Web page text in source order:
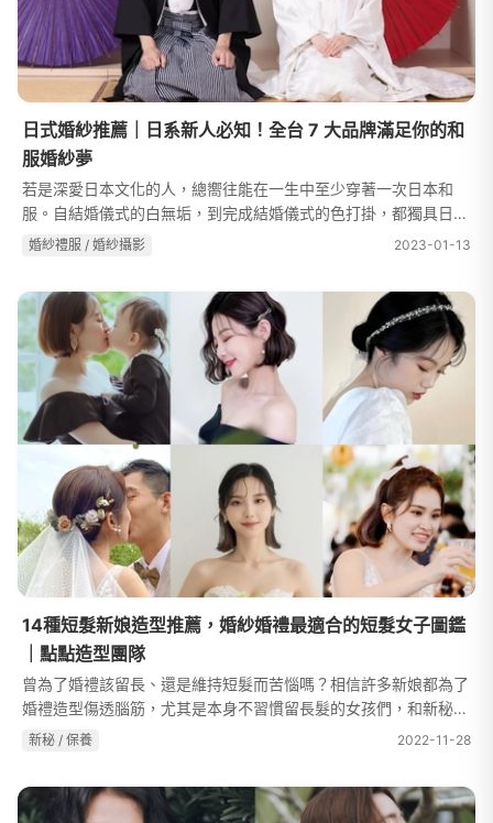
日式婚紗推薦｜日系新人必知！全台 7 大品牌滿足你的和
服婚紗夢
若是深愛日本文化的人，總嚮往能在一生中至少穿著一次日本和
服。自結婚儀式的白無垢，到完成結婚儀式的色打掛，都獨具日本
風情。想要來點別出心裁的婚禮，那就不能錯過日式婚紗！本篇羅
婚紗禮服 / 婚紗攝影 2023-01-13
14種短髮新娘造型推薦，婚紗婚禮最適合的短髮女子圖鑑
｜點點造型團隊
曾為了婚禮該留長、還是維持短髮而苦惱嗎？相信許多新娘都為了
婚禮造型傷透腦筋，尤其是本身不習慣留長髮的女孩們，和新秘溝
通前是否十分焦慮？別擔心！點點造型團隊幫你整理了這篇超級精
新秘 / 保養 2022-11-28